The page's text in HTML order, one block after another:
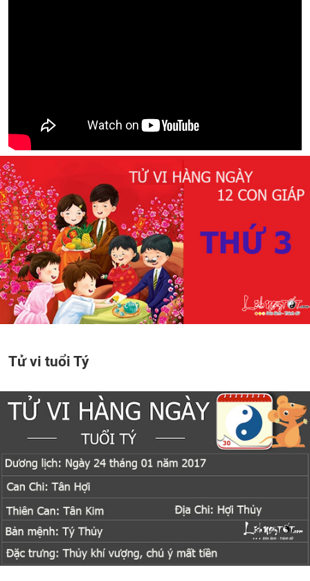
Tử vi tuổi Tý